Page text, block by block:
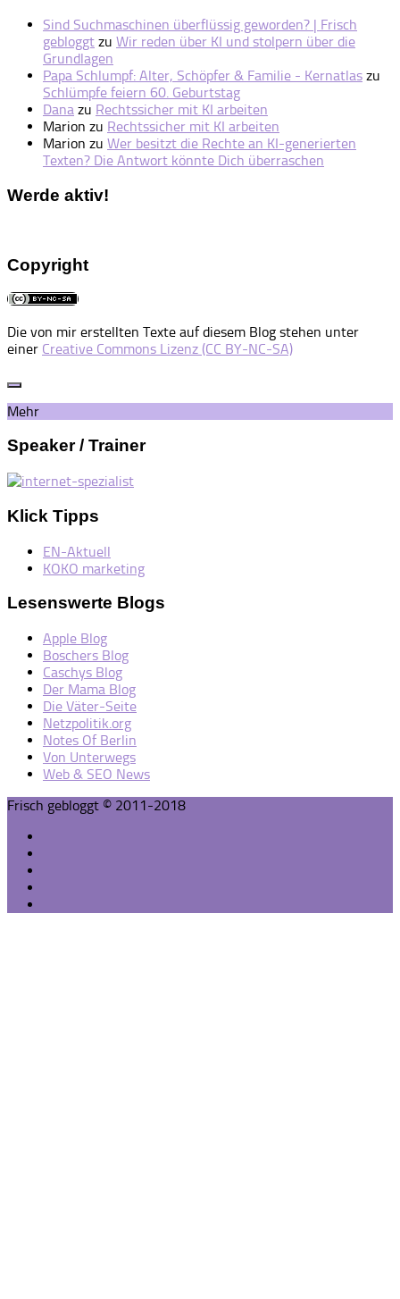
Sind Suchmaschinen überflüssig geworden? | Frisch
gebloggt zu Wir reden über KI und stolpern über die
Grundlagen
Papa Schlumpf: Alter, Schöpfer & Familie - Kernatlas zu
Schlümpfe feiern 60. Geburtstag
Dana zu Rechtssicher mit KI arbeiten
Marion zu Rechtssicher mit KI arbeiten
Marion zu Wer besitzt die Rechte an KI-generierten
Texten? Die Antwort könnte Dich überraschen
Werde aktiv!
Copyright
Die von mir erstellten Texte auf diesem Blog stehen unter
einer Creative Commons Lizenz (CC BY-NC-SA)
Mehr
Speaker / Trainer
Klick Tipps
EN-Aktuell
KOKO marketing
Lesenswerte Blogs
Apple Blog
Boschers Blog
Caschys Blog
Der Mama Blog
Die Väter-Seite
Netzpolitik.org
Notes Of Berlin
Von Unterwegs
Web & SEO News
Frisch gebloggt © 2011-2018